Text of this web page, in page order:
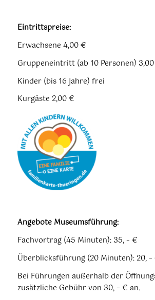
Eintrittspreise:
Erwachsene 4,00 €
Gruppeneintritt (ab 10 Personen) 3,00
Kinder (bis 16 Jahre) frei
Kurgäste 2,00 €
Angebote Museumsführung:
Fachvortrag (45 Minuten): 35, – €
Überblicksführung (20 Minuten): 20,
Bei Führungen außerhalb der
zusätzliche Gebühr von 30, – € an.